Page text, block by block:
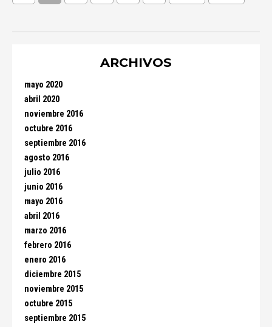
ARCHIVOS
mayo 2020
abril 2020
noviembre 2016
octubre 2016
septiembre 2016
agosto 2016
julio 2016
junio 2016
mayo 2016
abril 2016
marzo 2016
febrero 2016
enero 2016
diciembre 2015
noviembre 2015
octubre 2015
septiembre 2015